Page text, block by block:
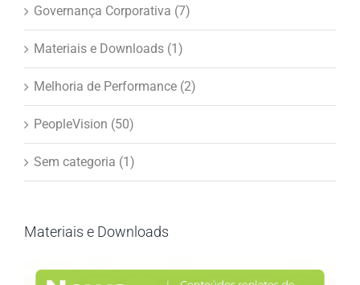
Governança Corporativa (7)
Materiais e Downloads (1)
Melhoria de Performance (2)
PeopleVision (50)
Sem categoria (1)
Materiais e Downloads